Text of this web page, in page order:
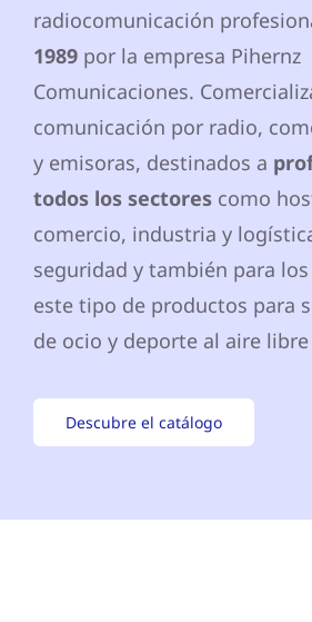
radiocomunicación
1989por la empresa Pihernz
Comunicaciones.
comunicación por radio,
y emisoras, destinados a
todos los sectorescomo
comercio, industria y
seguridad y también para
este tipo de productos para
de ocio y deporte al aire libre
Descubre el catálogo